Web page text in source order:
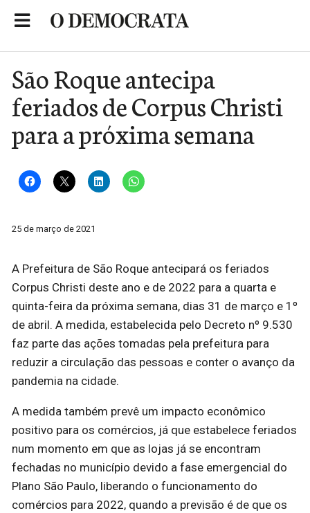
São Roque antecipa
feriados de Corpus Christi
para a próxima semana
25 de março de 2021
A Prefeitura de São Roque antecipará os feriados
Corpus Christi deste ano e de 2022 para a quarta e
quinta-feira da próxima semana, dias 31 de março e 1º
de abril. A medida, estabelecida pelo Decreto nº 9.530
faz parte das ações tomadas pela prefeitura para
reduzir a circulação das pessoas e conter o avanço da
pandemia na cidade.
A medida também prevê um impacto econômico
positivo para os comércios, já que estabelece feriados
num momento em que as lojas já se encontram
fechadas no município devido a fase emergencial do
Plano São Paulo, liberando o funcionamento do
comércios para 2022, quando a previsão é de que os